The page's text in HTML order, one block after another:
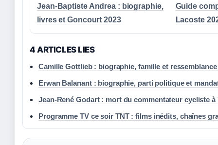
Jean-Baptiste Andrea : biographie,
livres et Goncourt 2023
Guide
Lacoste
4 ARTICLES LIES
Camille Gottlieb : biographie, famille et
Erwan Balanant : biographie, parti politique et
Jean-René Godart : mort du commentateur cycliste à
Programme TV ce soir TNT : films inédits, chaînes